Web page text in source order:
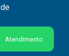
Atendimento